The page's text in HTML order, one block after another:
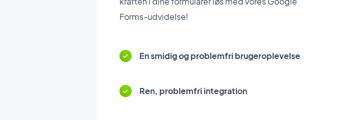
Forms-udvidelse!
En smidig og problemfri brugeroplevelse
Ren, problemfri integration